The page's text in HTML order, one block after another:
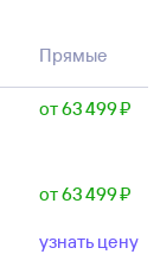
Прямые
от 63 ⁠499 ⁠₽
от 63 ⁠499 ⁠₽
узнать цену